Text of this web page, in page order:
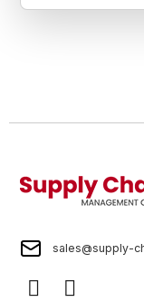
sales@supply-